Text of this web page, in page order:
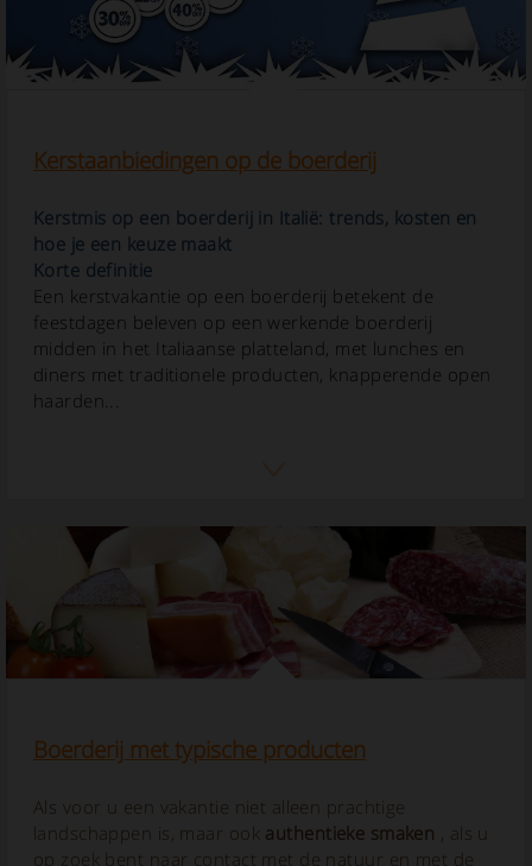
Kerstaanbiedingen op de boerderij
Kerstmis op een boerderij in Italië: trends, kosten en
hoe je een keuze maakt
Korte definitie
Een kerstvakantie op een boerderij betekent de
feestdagen beleven op een werkende boerderij
midden in het Italiaanse platteland, met lunches en
diners met traditionele producten, knapperende open
haarden...
Boerderij met typische producten
Als voor u een vakantie niet alleen prachtige
landschappen is, maar ook authentieke smaken , als u
op zoek bent naar contact met de natuur en met de